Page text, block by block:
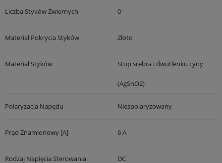
Liczba Styków Zwiernych 0
Materiał Pokrycia Styków Złoto
Materiał Styków Stop srebra i dwutlenku cyny
(AgSnO2)
Polaryzacja Napędu Niespolaryzowany
Prąd Znamionowy [A] 6 A
Rodzaj Napięcia Sterowania DC